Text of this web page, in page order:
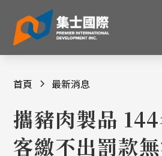
首頁 最新消息
攜豬肉製品
客繳不出罰款